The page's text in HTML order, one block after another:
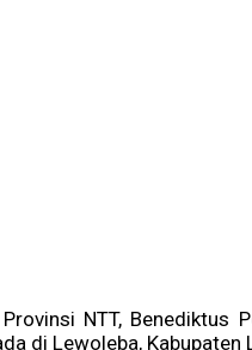
NTT, Benediktus
di Lewoleba,